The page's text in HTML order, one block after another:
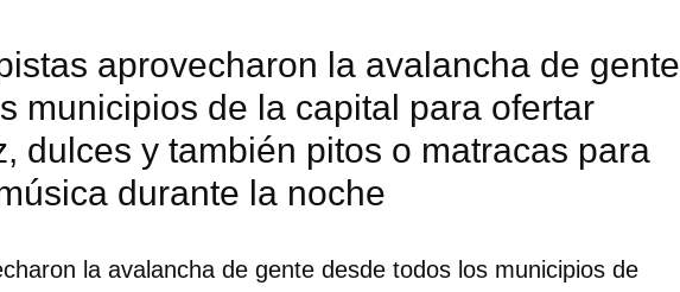
aprovecharon la avalancha de gente
municipios de la capital para ofertar
dulces y también pitos o matracas para
durante la noche
la avalancha de gente desde todos los municipios de